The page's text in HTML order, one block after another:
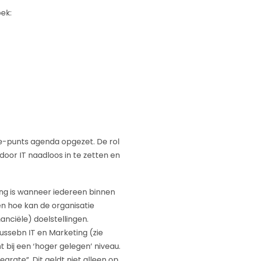
punts agenda opgezet. De rol
IT naadloos in te zetten en
is wanneer iedereen binnen
hoe kan de organisatie
doelstellingen.
IT en Marketing (zie
een ‘hoger gelegen’ niveau.